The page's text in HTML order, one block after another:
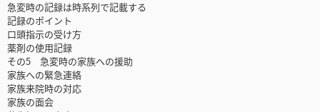
急変時の記録は時系列で記載する
記録のポイント
口頭指示の受け方
薬剤の使用記録
その5 急変時の家族への援助
家族への緊急連絡
家族来院時の対応
家族の面会